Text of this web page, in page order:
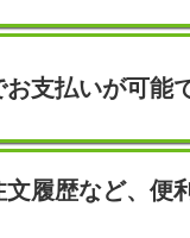
支払いが可能
履歴など、便